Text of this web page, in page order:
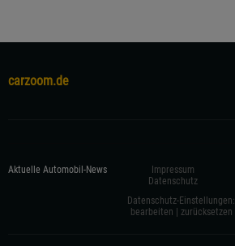
carzoom.de
Aktuelle Automobil-News
Impressum
Datenschutz
Datenschutz-Einstellungen:
bearbeiten | zurücksetzen